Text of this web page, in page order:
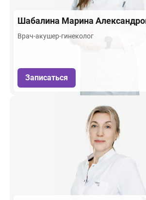
Шабалина Марина
Врач-акушер-гинеколог
Записаться